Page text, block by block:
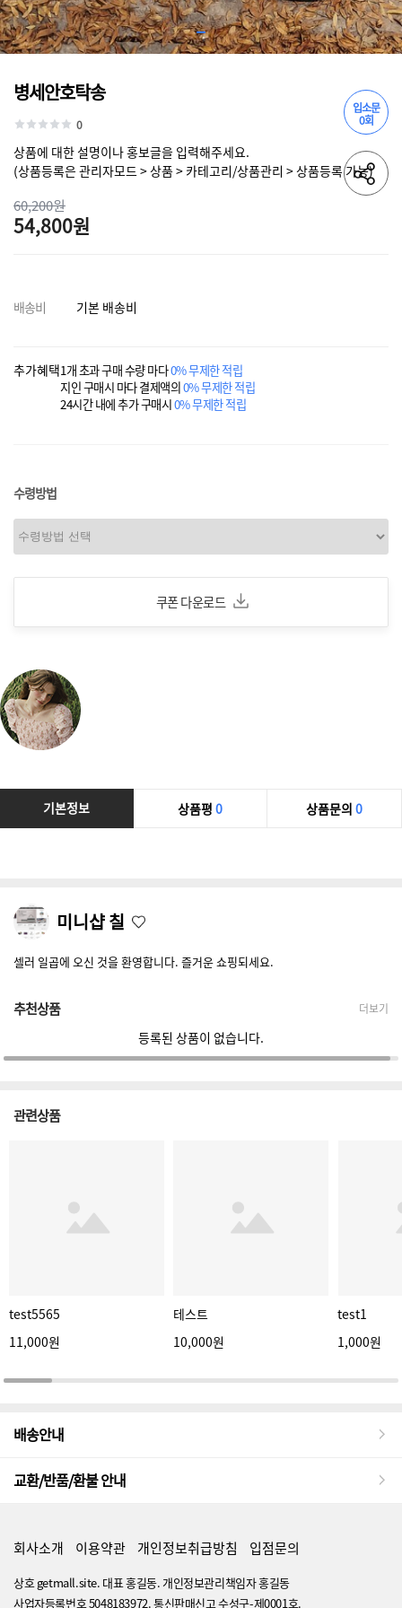
입소문
0회
병세안호탁송
0
상품에 대한 설명이나 홍보글을 입력해주세요.
(상품등록은 관리자모드 > 상품 > 카테고리/상품관리 > 상품등록 가능)
60,200원
54,800원
배송비 기본 배송비
추가혜택1개 초과 구매 수량 마다0% 무제한 적립
지인 구매시 마다 결제액의0% 무제한 적립
24시간 내에 추가 구매시0% 무제한 적립
수령방법
쿠폰 다운로드
기본정보 상품평 0 상품문의 0
미니샵 칠
셀러 일곱에 오신 것을 환영합니다. 즐거운 쇼핑되세요.
추천상품 더보기
등록된 상품이 없습니다.
관련상품
test5565
11,000원
테스트
10,000원
test1
1,000원
배송안내
교환/반품/환불 안내
회사소개 이용약관 개인정보취급방침 입점문의
상호 getmall.site. 대표 홍길동. 개인정보관리책임자 홍길동
사업자등록번호 5048183972. 통신판매신고 수성구-제0001호.